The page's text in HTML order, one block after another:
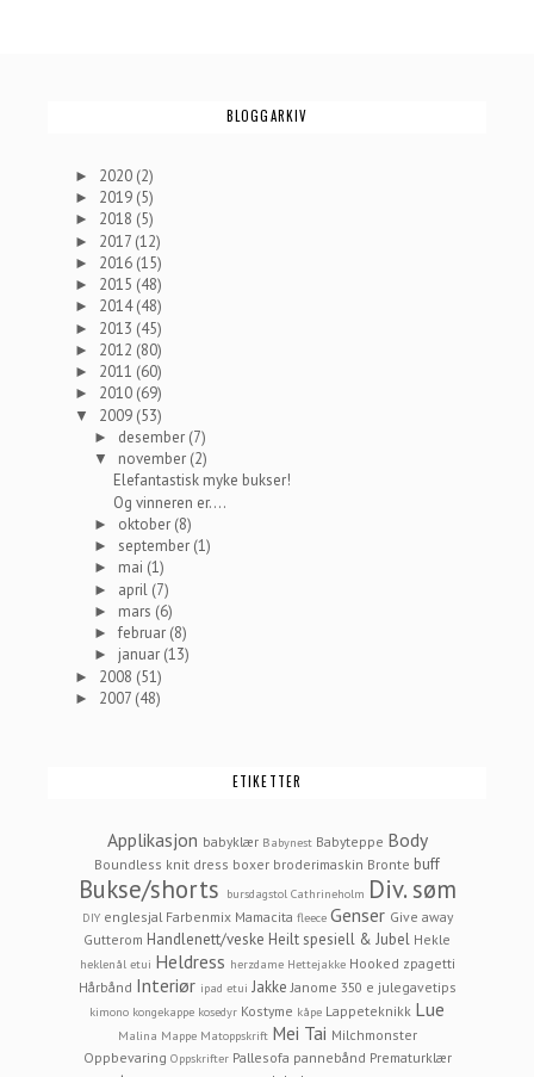
BLOGGARKIV
► 2020 (2)
► 2019 (5)
► 2018 (5)
► 2017 (12)
► 2016 (15)
► 2015 (48)
► 2014(48)
► 2013 (45)
► 2012 (80)
► 2011 (60)
► 2010 (69)
▼ 2009 (53)
► desember (7)
▼ november (2)
Elefantastisk myke bukser!
Og vinneren er....
► oktober (8)
►september (1)
► mai (1)
► april (7)
► mars (6)
►februar (8)
► januar (13)
► 2008 (51)
► 2007 (48)
ETIKETTER
Applikasjon babyklær Babynest Babyteppe Body
Boundless knit dress boxer broderimaskin Bronte buff
Bukse/shorts bursdagstol Cathrineholm Div. søm
DIY englesjal Farbenmix Mamacita fleece Genser Give away
Gutterom Handlenett/veske Heilt spesiell & Jubel Hekle
heklenål etui Heldress herzdame Hettejakke Hooked zpagetti
Hårbånd Interiør ipad etui Jakke Janome 350 e julegavetips
kimono kongekappe kosedyr Kostyme kåpe Lappeteknikk Lue
Malina Mappe Matoppskrift Mei Tai Milchmonster
Oppbevaring Oppskrifter Pallesofa pannebånd Prematurklær